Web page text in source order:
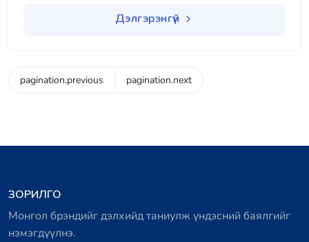
Дэлгэрэнгүй
pagination.previous pagination.next
ЗОРИЛГО
Монгол брэндийг дэлхийд таниулж үндэсний баялгийг
нэмэгдүүлнэ.